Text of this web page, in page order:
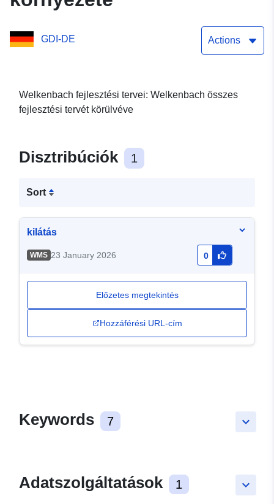
GDI-DE Actions
Welkenbach fejlesztési tervei: Welkenbach összes
fejlesztési tervét körülvéve
Disztribúciók 1
Sort
kilátás
WMS 23 January 2026 0
Előzetes megtekintés
Hozzáférési URL-cím
keyboard_arrow_down
Keywords 7
keyboard_arrow_down
Adatszolgáltatások 1